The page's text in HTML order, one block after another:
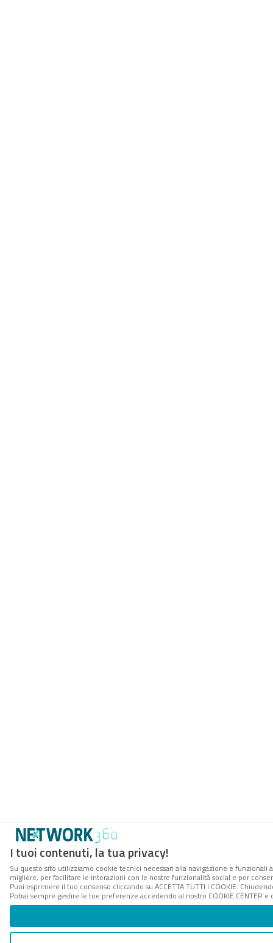
I tuoi contenuti, la tua privacy!
Su questo sito utilizziamo cookie tecnici necessari alla navigazione e
migliore, per facilitare le interazioni con le nostre funzionalità social e per
Puoi esprimere il tuo consenso cliccando su ACCETTA TUTTI I COOKIE.
Potrai sempre gestire le tue preferenze accedendo al nostro COOKIE